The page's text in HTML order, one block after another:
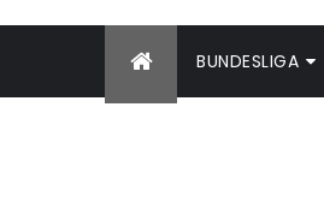
BUNDESLIGA